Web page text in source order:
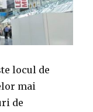
locul de
mai
de